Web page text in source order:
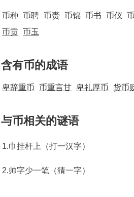
币种 币聘 币赍 币锦 币书 币仪
币贡 币玉
含有币的成语
卑辞重币 币重言甘 卑礼厚币 货币
与币相关的谜语
1.巾挂杆上（打一汉字）
2.帅字少一笔（猜一字）